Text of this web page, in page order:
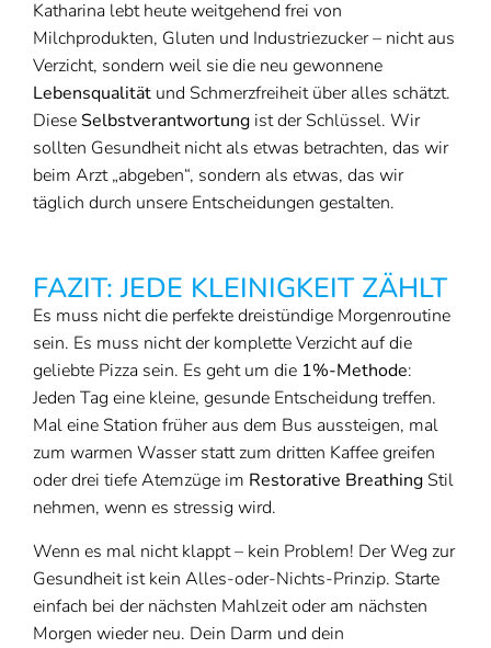
Katharina lebt heute weitgehend frei von
Milchprodukten, Gluten und Industriezucker – nicht aus
Verzicht, sondern weil sie die neu gewonnene
Lebensqualität und Schmerzfreiheit über alles schätzt.
DieseSelbstverantwortung ist der Schlüssel. Wir
sollten Gesundheit nicht als etwas betrachten, das wir
beim Arzt „abgeben“, sondern als etwas, das wir
täglich durch unsere Entscheidungen gestalten.
FAZIT: JEDE KLEINIGKEIT ZÄHLT
Es muss nicht die perfekte dreistündige Morgenroutine
sein. Es muss nicht der komplette Verzicht auf die
geliebte Pizza sein. Es geht um die 1%-Methode:
Jeden Tag eine kleine, gesunde Entscheidung treffen.
Mal eine Station früher aus dem Bus aussteigen, mal
zum warmen Wasser statt zum dritten Kaffee greifen
oder drei tiefe Atemzüge im Restorative BreathingStil
nehmen, wenn es stressig wird.
Wenn es mal nicht klappt – kein Problem! Der Weg zur
Gesundheit ist kein Alles-oder-Nichts-Prinzip. Starte
einfach bei der nächsten Mahlzeit oder am nächsten
Morgen wieder neu. Dein Darm und dein